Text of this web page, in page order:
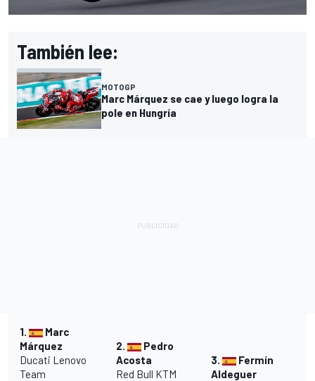
También lee:
MOTOGP
Marc Márquez se cae y luego logra la
pole en Hungría
1.
Marc
Márquez
Ducati Lenovo
Team
2.
Pedro
Acosta
Red Bull KTM
3.
Fermín
Aldeguer